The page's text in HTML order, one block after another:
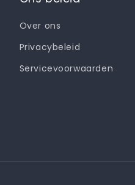
Over ons
Privacybeleid
Servicevoorwaarden